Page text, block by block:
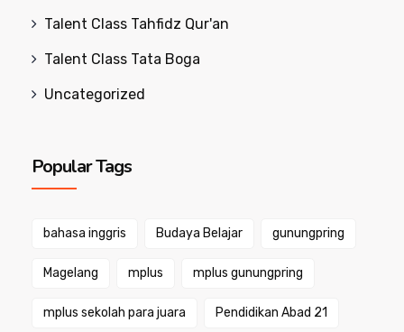
Talent Class Tahfidz Qur'an
Talent Class Tata Boga
Uncategorized
Popular Tags
bahasa inggris Budaya Belajar gunungpring
Magelang mplus mplus gunungpring
mplus sekolah para juara Pendidikan Abad 21